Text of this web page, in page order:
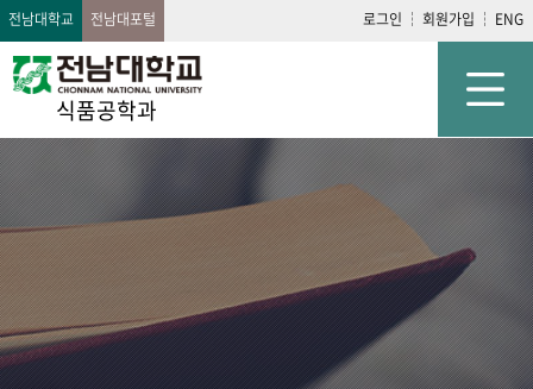
전남대학교 전남대포털 로그인 회원가입 ENG
식품공학과